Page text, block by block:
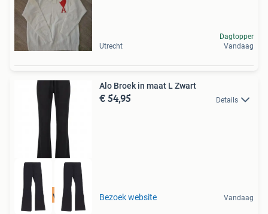
Utrecht
Dagtopper
Vandaag
Tot 75% voordeel
Alo Broek in maat L Zwart
€ 54,95 Details
Bezoek website Vandaag